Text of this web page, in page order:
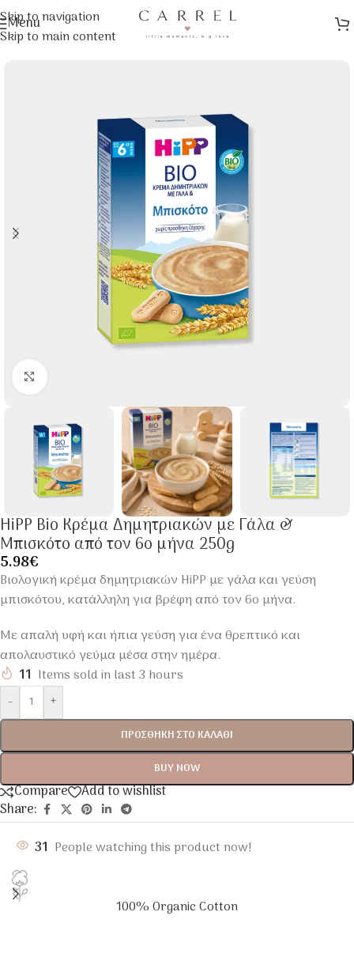
Skip to navigation
Skip to main content
Menu
Αρχική σελίδα/Φαγητό Μωρού
HiPP Bio Κρέμα Δημητριακών με Γάλα &
Μπισκότο από τον 6ο μήνα 250g
5.98€
Βιολογική κρέμα δημητριακών HiPP με γάλα και γεύση
μπισκότου, κατάλληλη για βρέφη από τον 6ο μήνα.
Με απαλή υφή και ήπια γεύση για ένα θρεπτικό και
απολαυστικό γεύμα μέσα στην ημέρα.
11 Items sold in last 3 hours
-
+
ΠΡΟΣΘΉΚΗ ΣΤΟ ΚΑΛΆΘΙ
BUY NOW
Compare
Add to wishlist
Share:
31 People watching this product now!
100% Organic Cotton